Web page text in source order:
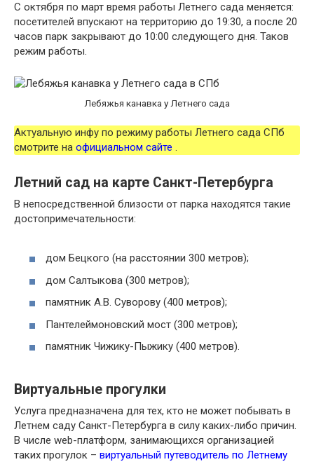
С октября по март время работы Летнего сада меняется:
посетителей впускают на территорию до 19:30, а после 20
часов парк закрывают до 10:00 следующего дня. Таков
режим работы.
Лебяжья канавка у Летнего сада
Актуальную инфу по режиму работы Летнего сада СПб
смотрите на официальном сайте .
Летний сад на карте Санкт-Петербурга
В непосредственной близости от парка находятся такие
достопримечательности:
дом Бецкого (на расстоянии 300 метров);
дом Салтыкова (300 метров);
памятник А.В. Суворову (400 метров);
Пантелеймоновский мост (300 метров);
памятник Чижику-Пыжику (400 метров).
Виртуальные прогулки
Услуга предназначена для тех, кто не может побывать в
Летнем саду Санкт-Петербурга в силу каких-либо причин.
В числе web-платформ, занимающихся организацией
таких прогулок – виртуальный путеводитель по Летнему